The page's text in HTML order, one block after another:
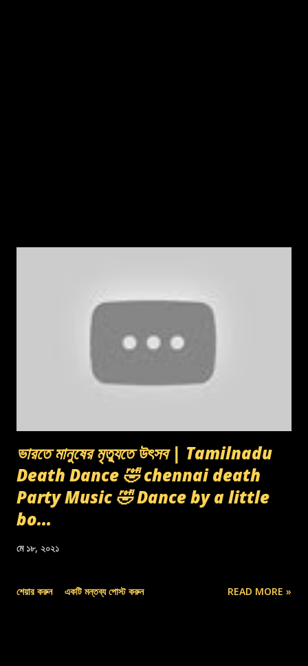
ভারতে মানুষের মৃত্যুতে উৎসব | Tamilnadu
Death Dance 🤣 chennai death
Party Music 🤣 Dance by a little
bo...
মে ১৮, ২০২১
শেয়ার করুন একটি মন্তব্য পোস্ট করুন READ MORE »